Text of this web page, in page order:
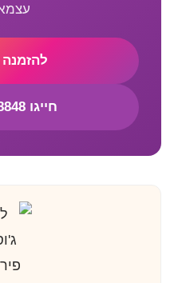
להזמנה
חייגו 055-6868848